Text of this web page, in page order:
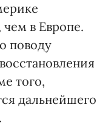
в Европе.
поводу
того,
дальнейшего